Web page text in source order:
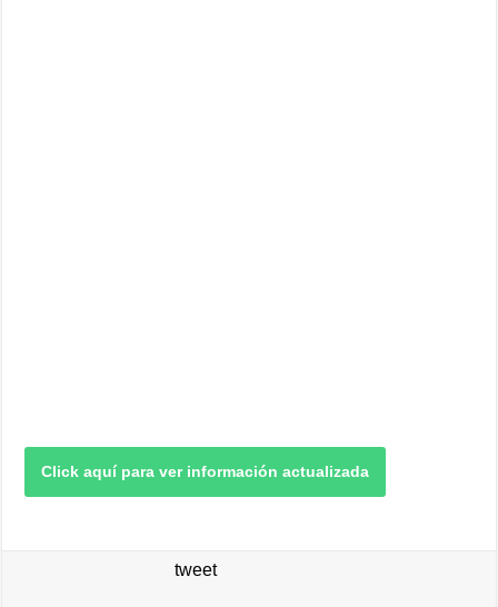
Click aquí para ver información actualizada
tweet